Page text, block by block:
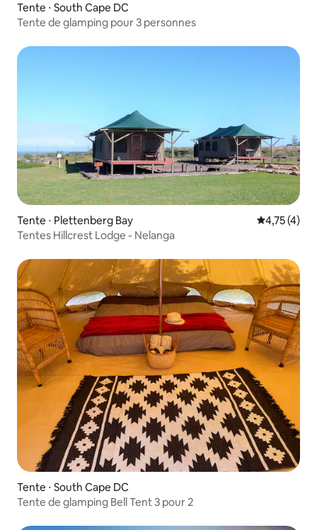
Tente ⋅ South Cape DC
Tente de glamping pour 3 personnes
Tente ⋅ Plettenberg Bay Évaluation
4,75 (4)
Tentes Hillcrest Lodge - Nelanga
Tente ⋅ South Cape DC
Tente de glamping Bell Tent 3 pour 2